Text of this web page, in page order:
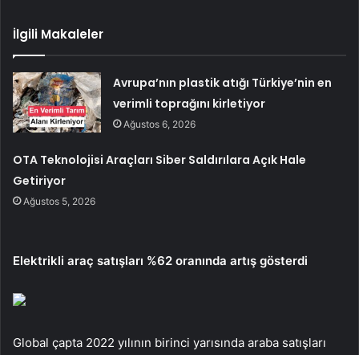
İlgili Makaleler
Avrupa’nın plastik atığı Türkiye’nin en
verimli toprağını kirletiyor
Ağustos 6, 2026
OTA Teknolojisi Araçları Siber Saldırılara Açık Hale
Getiriyor
Ağustos 5, 2026
Elektrikli araç satışları %62 oranında artış gösterdi
Global çapta 2022 yılının birinci yarısında araba satışları